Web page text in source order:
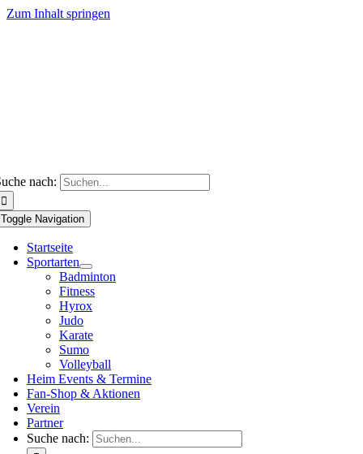
Zum Inhalt springen
nach:
Toggle Navigation
Startseite
Sportarten
Badminton
Fitness
Hyrox
Judo
Karate
Sumo
Volleyball
Heim Events & Termine
Fan-Shop & Aktionen
Verein
Partner
Suche nach: